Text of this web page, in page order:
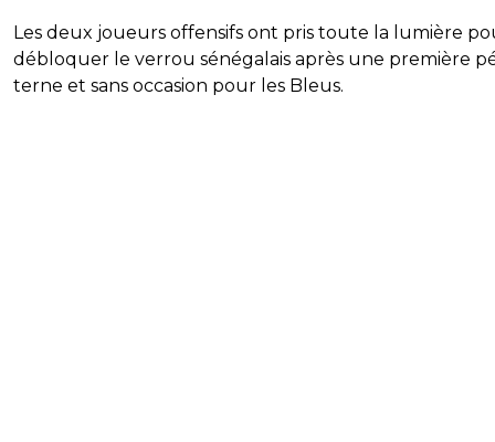
Les deux joueurs offensifs ont pris toute la lumière
débloquer le verrou sénégalais après une première
terne et sans occasion pour les Bleus.